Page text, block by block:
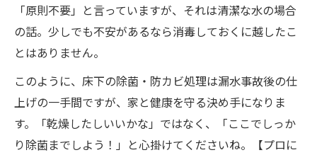
「原則不要」と言っていますが、それは清潔な水の場合
の話。少しでも不安があるなら消毒しておくに越したこ
とはありません。
このように、床下の除菌・防カビ処理は漏水事故後の仕
上げの一手間ですが、家と健康を守る決め手になりま
す。「乾燥したしいいかな」ではなく、「ここでしっか
り除菌までしよう！」と心掛けてくださいね。【プロに